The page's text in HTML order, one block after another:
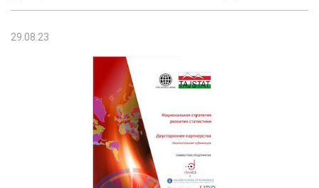
29.08.23